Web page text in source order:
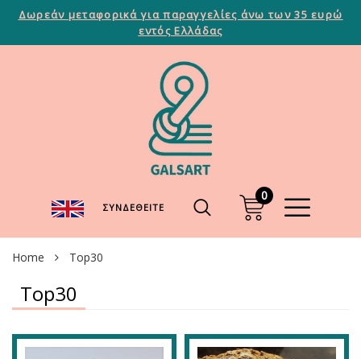
Δωρεάν μεταφορικά για παραγγελίες άνω των 35 ευρώ
εντός Ελλάδας
ΣΥΝΔΕΘΕΊΤΕ
0
Home Top30
Top30